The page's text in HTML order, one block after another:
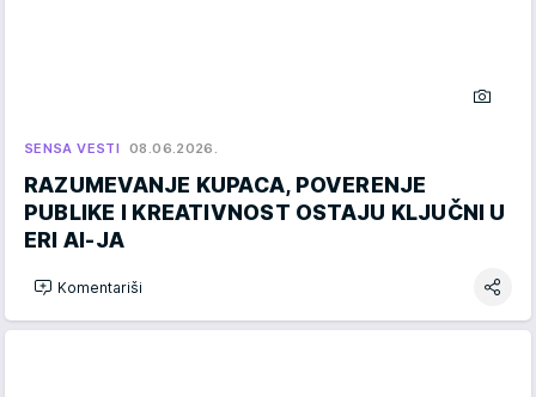
SENSA VESTI 08.06.2026.
RAZUMEVANJE KUPACA, POVERENJE
PUBLIKE I KREATIVNOST OSTAJU KLJUČNI U
ERI AI-JA
Komentariši